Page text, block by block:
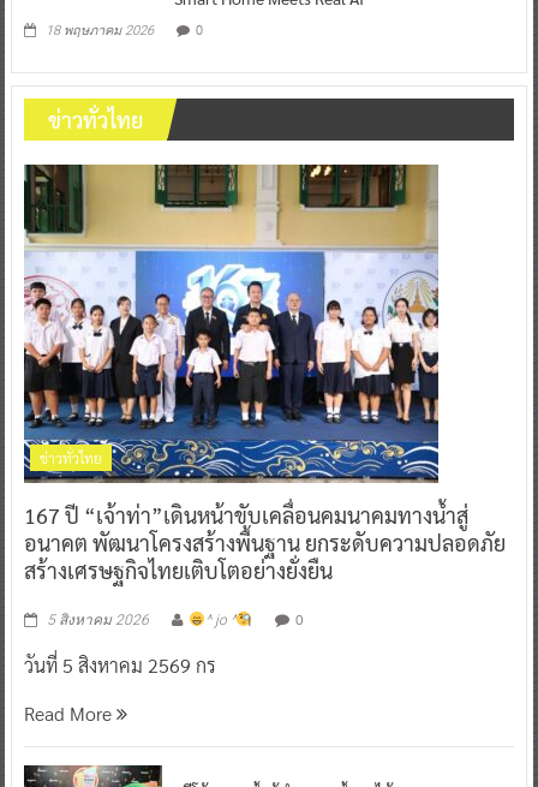
18 พฤษภาคม 2026 0
ข่าวทั่วไทย
ข่าวทั่วไทย
167 ปี “เจ้าท่า”เดินหน้าขับเคลื่อนคมนาคมทางน้ำสู่
อนาคต พัฒนาโครงสร้างพื้นฐาน ยกระดับความปลอดภัย
สร้างเศรษฐกิจไทยเติบโตอย่างยั่งยืน
5 สิงหาคม 2026 ^ jo ^ 0
วันที่ 5 สิงหาคม 2569 กร
Read More